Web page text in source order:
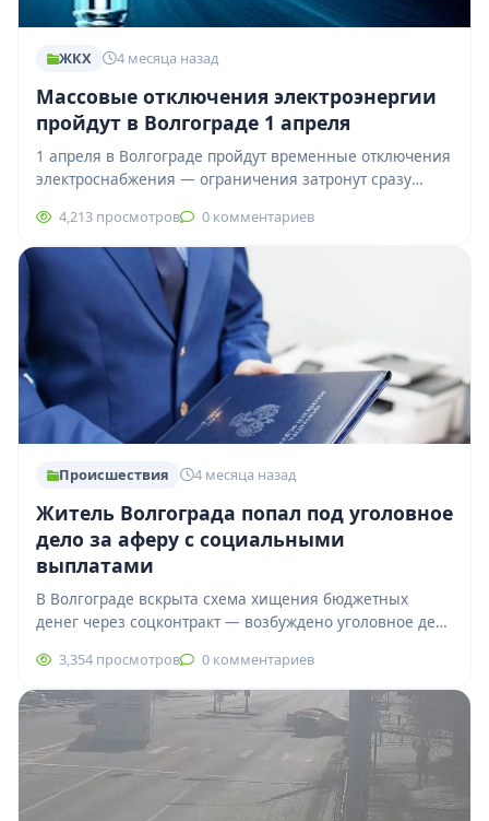
ЖКХ 4 месяца назад
Массовые отключения электроэнергии
пройдут в Волгограде 1 апреля
1 апреля в Волгограде пройдут временные отключения
электроснабжения — ограничения затронут сразу
характер и…
4,213 просмотров 0 комментариев
Происшествия 4 месяца назад
Житель Волгограда попал под уголовное
дело за аферу с социальными
выплатами
В Волгограде вскрыта схема хищения бюджетных
денег через соцконтракт — возбуждено уголовное дело
прокуратура…
3,354 просмотров 0 комментариев